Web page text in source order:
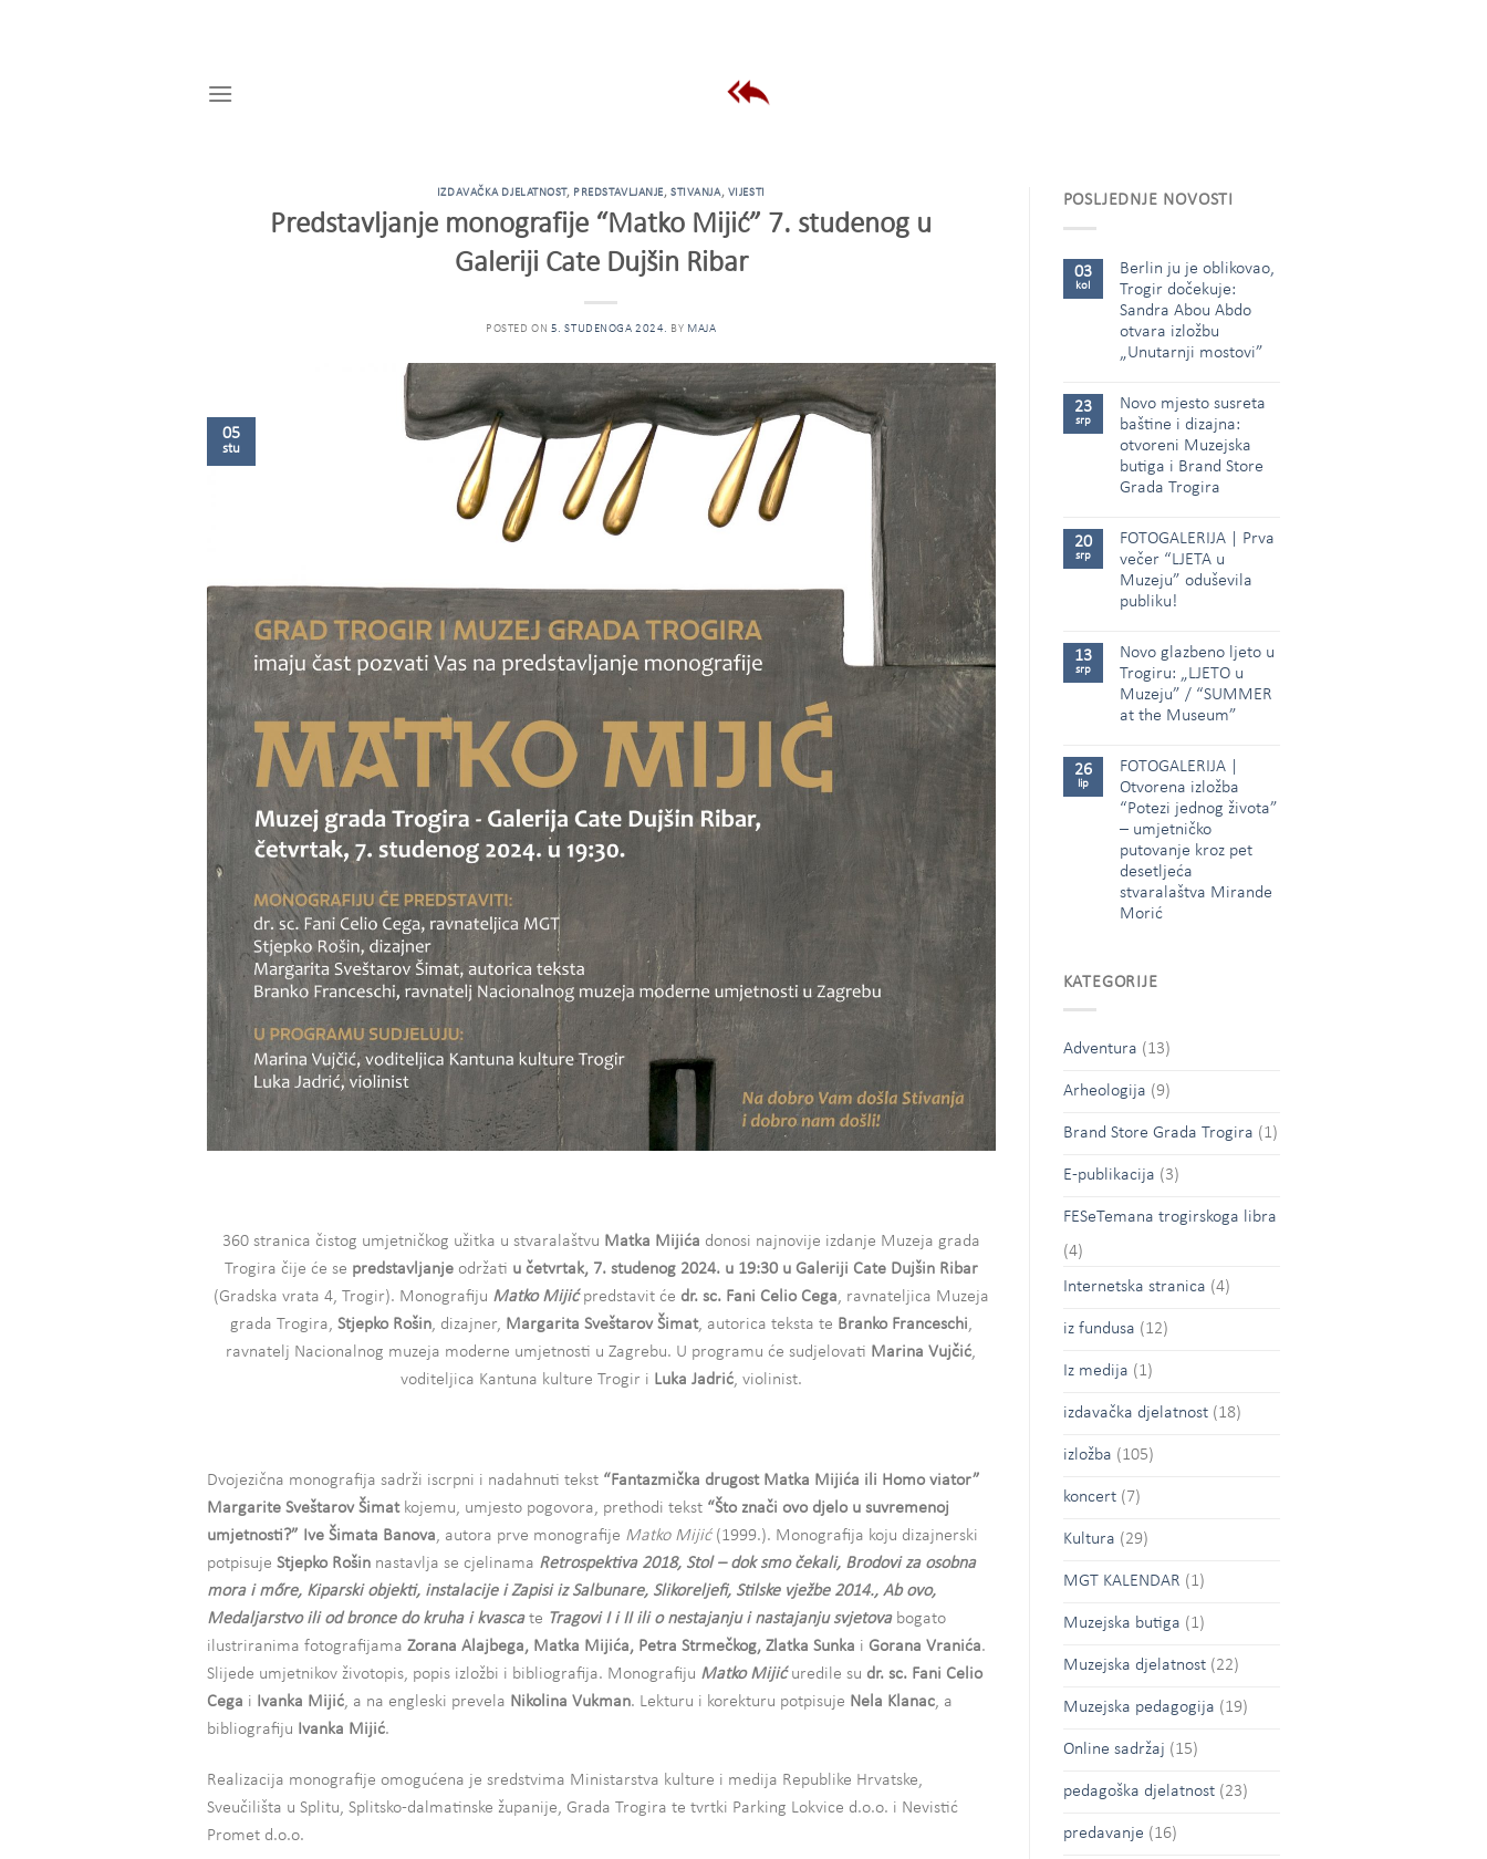
IZDAVAČKA DJELATNOST, PREDSTAVLJANJE,STIVANJA, VIJESTI
Predstavljanje monografije “Matko Mijić” 7. studenog u
Galeriji Cate Dujšin Ribar
POSTED ON 5. STUDENOGA 2024. BY MAJA
05
stu
360 stranica čistog umjetničkog užitka u stvaralaštvu Matka Mijića donosi najnovije izdanje Muzeja grada
Trogira čije će se predstavljanjeodržati u četvrtak, 7. studenog 2024. u 19:30 u Galeriji Cate Dujšin Ribar
(Gradska vrata 4, Trogir). Monografiju Matko Mijićpredstavit će dr. sc. Fani Celio Cega, ravnateljica Muzeja
grada Trogira, Stjepko Rošin, dizajner, Margarita Sveštarov Šimat, autorica teksta te Branko Franceschi,
ravnatelj Nacionalnog muzeja moderne umjetnosti u Zagrebu. U programu će sudjelovati Marina Vujčić,
voditeljica Kantuna kulture Trogir i Luka Jadrić, violinist.
Dvojezična monografija sadrži iscrpni i nadahnuti tekst “Fantazmička drugost Matka Mijića ili Homo viator”
Margarite Sveštarov Šimatkojemu, umjesto pogovora, prethodi tekst “Što znači ovo djelo u suvremenoj
umjetnosti?” Ive Šimata Banova, autora prve monografije Matko Mijić(1999.). Monografija koju dizajnerski
potpisuje Stjepko Rošin nastavlja se cjelinama Retrospektiva 2018, Stol – dok smo čekali, Brodovi za osobna
mora i mőre, Kiparski objekti, instalacije i Zapisi iz Salbunare, Slikoreljefi, Stilske vježbe 2014., Ab ovo,
Medaljarstvo ili od bronce do kruha i kvascate Tragovi I i II ili o nestajanju i nastajanju svjetovabogato
ilustriranima fotografijama Zorana Alajbega, Matka Mijića, Petra Strmečkog, Zlatka Sunka i Gorana Vranića.
Slijede umjetnikov životopis, popis izložbi i bibliografija. Monografiju Matko Mijićuredile su dr. sc. Fani Celio
Cega i Ivanka Mijić, a na engleski prevela Nikolina Vukman. Lekturu i korekturu potpisuje Nela Klanac, a
bibliografiju Ivanka Mijić.
Realizacija monografije omogućena je sredstvima Ministarstva kulture i medija Republike Hrvatske,
Sveučilišta u Splitu, Splitsko-dalmatinske županije, Grada Trogira te tvrtki Parking Lokvice d.o.o. i Nevistić
Promet d.o.o.
POSLJEDNJE NOVOSTI
03
kol
Berlin ju je oblikovao,
Trogir dočekuje:
Sandra Abou Abdo
otvara izložbu
„Unutarnji mostovi”
23
srp
Novo mjesto susreta
baštine i dizajna:
otvoreni Muzejska
butiga i Brand Store
Grada Trogira
20
srp
FOTOGALERIJA | Prva
večer “LJETA u
Muzeju” oduševila
publiku!
13
srp
Novo glazbeno ljeto u
Trogiru: „LJETO u
Muzeju” / “SUMMER
at the Museum”
26
lip
FOTOGALERIJA |
Otvorena izložba
“Potezi jednog života”
– umjetničko
putovanje kroz pet
desetljeća
stvaralaštva Mirande
Morić
KATEGORIJE
Adventura (13)
Arheologija (9)
Brand Store Grada Trogira (1)
E-publikacija (3)
FESeTemana trogirskoga libra
(4)
Internetska stranica (4)
iz fundusa (12)
Iz medija (1)
izdavačka djelatnost(18)
izložba (105)
koncert(7)
Kultura (29)
MGT KALENDAR (1)
Muzejska butiga (1)
Muzejska djelatnost(22)
Muzejska pedagogija (19)
Online sadržaj (15)
pedagoška djelatnost(23)
predavanje (16)